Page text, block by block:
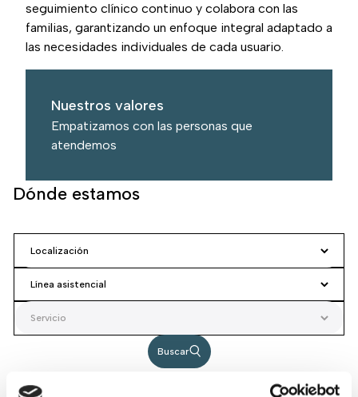
seguimiento clínico continuo y colabora con las
familias, garantizando un enfoque integral adaptado a
las necesidades individuales de cada usuario.
Nuestros valores
Empatizamos con las personas que
atendemos
Dónde estamos
Buscar